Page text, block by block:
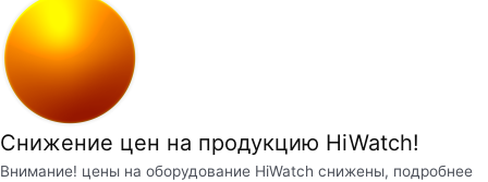
Снижение цен на продукцию HiWatch!
Внимание! цены на оборудование HiWatch снижены, подробнее